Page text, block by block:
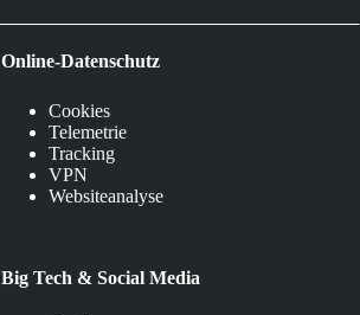
Online-Datenschutz
Cookies
Telemetrie
Tracking
VPN
Websiteanalyse
Big Tech & Social Media